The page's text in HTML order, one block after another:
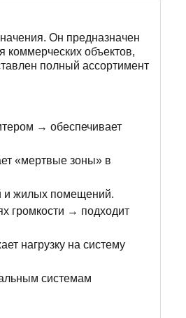
Он предназначен
коммерческих объектов,
полный ассортимент
→ обеспечивает
«мертвые зоны» в
и жилых помещений.
громкости → подходит
нагрузку на систему
системам